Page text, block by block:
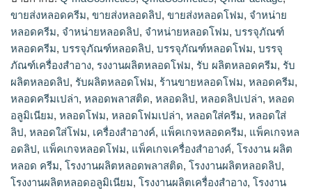
ผลิต หลอด ครีม,รับ ผลิตหลอดครีม,จำหน่ายหลอดครีม,ขายส่ง
หลอดครีม
ขายส่งหลอดครีม, ขายส่งหลอดลิป, ขายส่งหลอดโฟม, จำหน่าย
หลอดครีม, จำหน่ายหลอดลิป, จำหน่ายหลอดโฟม, บรรจุภัณฑ์
หลอดครีม, บรรจุภัณฑ์หลอดลิป, บรรจุภัณฑ์หลอดโฟม, บรรจุ
ภัณฑ์เครื่องสำอาง, รงงานผลิตหลอดโฟม, รับ ผลิตหลอดครีม, รับ
ผลิตหลอดลิป, รับผลิตหลอดโฟม, ร้านขายหลอดโฟม, หลอดครีม,
หลอดครีมเปล่า, หลอดพลาสติด, หลอดลิป, หลอดลิปเปล่า, หลอด
อลูมิเนียม, หลอดโฟม, หลอดโฟมเปล่า, หลอดใส่ครีม, หลอดใส่
ลิป, หลอดใส่โฟม, เครื่องสำอางค์, แพ็คเกจหลอดครีม, แพ็คเกจหล
อดลิป, แพ็คเกจหลอดโฟม, แพ็คเกจเครื่องสำอางค์, โรงงาน ผลิต
หลอด ครีม, โรงงานผลิตหลอดพลาสติด, โรงงานผลิตหลอดลิป,
โรงงานผลิตหลอดอลูมิเนียม, โรงงานผลิตเครื่องสำอาง, โรงงาน